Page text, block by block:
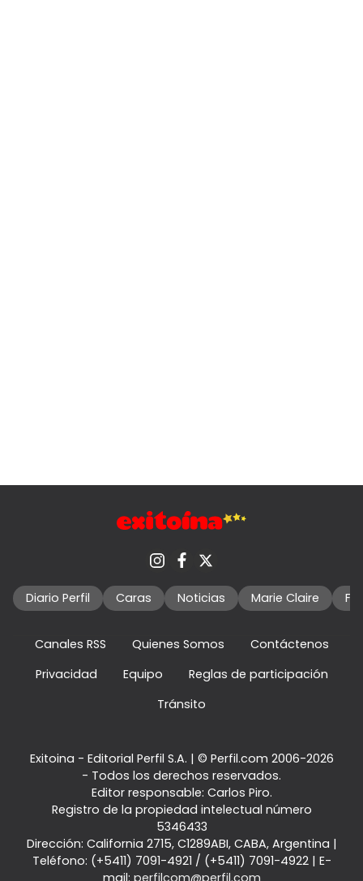
Diario Perfil Caras Noticias Marie Claire
Canales RSS Quienes Somos
Contáctenos
Privacidad
Equipo
Reglas de participación
Tránsito
Exitoina - Editorial Perfil S.A. | © Perfil.com 2006-2026
- Todos los derechos reservados.
Editor responsable: Carlos Piro.
Registro de la propiedad intelectual número
5346433
Dirección: California 2715, C1289ABI, CABA, Argentina |
Teléfono: (+5411) 7091-4921 / (+5411) 7091-4922| E-